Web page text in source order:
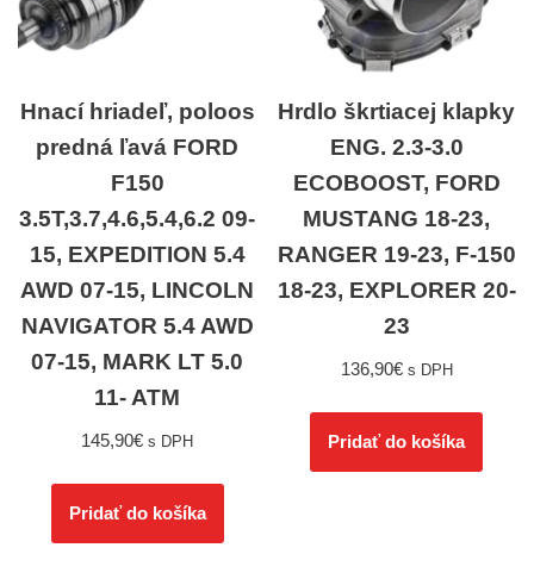
Hnací hriadeľ, poloos
predná ľavá FORD
F150
3.5T,3.7,4.6,5.4,6.2 09-
15, EXPEDITION 5.4
AWD 07-15, LINCOLN
NAVIGATOR 5.4 AWD
07-15, MARK LT 5.0
11- ATM
145,90€ s DPH
Pridať do košíka
Hrdlo škrtiacej klapky
ENG. 2.3-3.0
ECOBOOST, FORD
MUSTANG 18-23,
RANGER 19-23, F-150
18-23, EXPLORER 20-
23
136,90€ s DPH
Pridať do košíka